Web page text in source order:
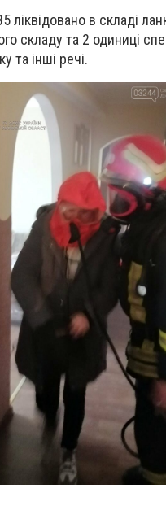
в складі
складу та 2 одиниці
та інші речі.